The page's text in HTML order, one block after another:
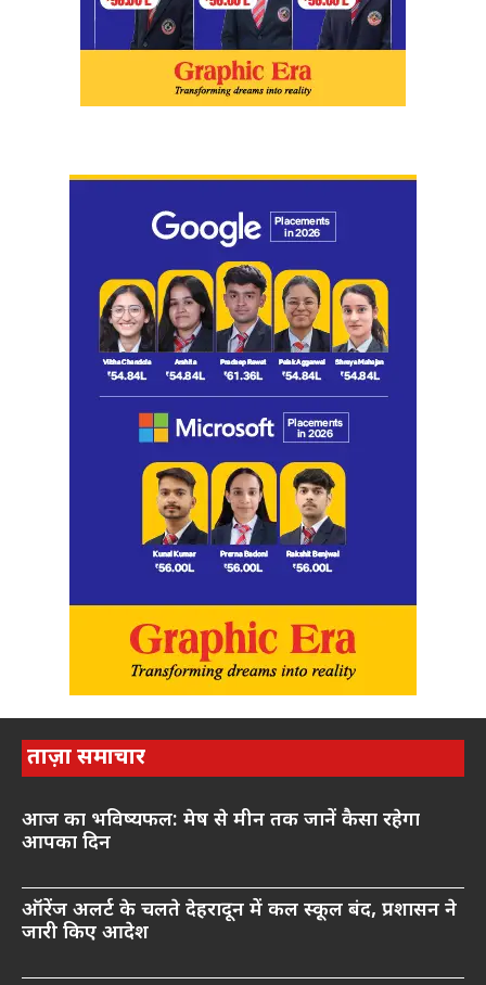
ताज़ा समाचार
आज का भविष्यफल: मेष से मीन तक जानें कैसा रहेगा
आपका दिन
ऑरेंज अलर्ट के चलते देहरादून में कल स्कूल बंद, प्रशासन ने
जारी किए आदेश